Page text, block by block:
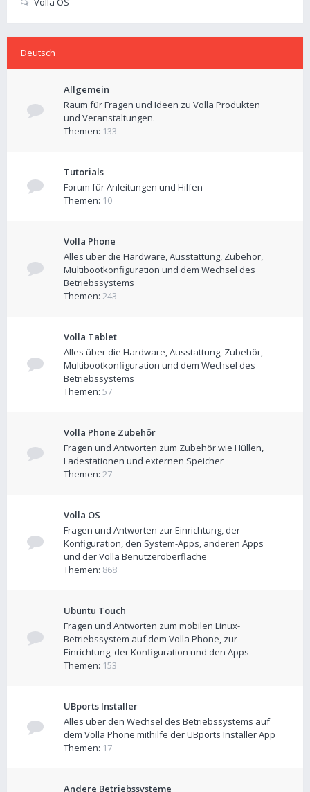
Deutsch
Allgemein
Raum für Fragen und Ideen zu Volla Produkten
und Veranstaltungen.
Themen: 133
Tutorials
Forum für Anleitungen und Hilfen
Themen: 10
Volla Phone
Alles über die Hardware, Ausstattung, Zubehör,
Multibootkonfiguration und dem Wechsel des
Betriebssystems
Themen: 243
Volla Tablet
Alles über die Hardware, Ausstattung, Zubehör,
Multibootkonfiguration und dem Wechsel des
Betriebssystems
Themen: 57
Volla Phone Zubehör
Fragen und Antworten zum Zubehör wie Hüllen,
Ladestationen und externen Speicher
Themen: 27
Volla OS
Fragen und Antworten zur Einrichtung, der
Konfiguration, den System-Apps, anderen Apps
und der Volla Benutzeroberfläche
Themen: 868
Ubuntu Touch
Fragen und Antworten zum mobilen Linux-
Betriebssystem auf dem Volla Phone, zur
Einrichtung, der Konfiguration und den Apps
Themen: 153
UBports Installer
Alles über den Wechsel des Betriebssystems auf
dem Volla Phone mithilfe der UBports Installer App
Themen: 17
Andere Betriebssysteme